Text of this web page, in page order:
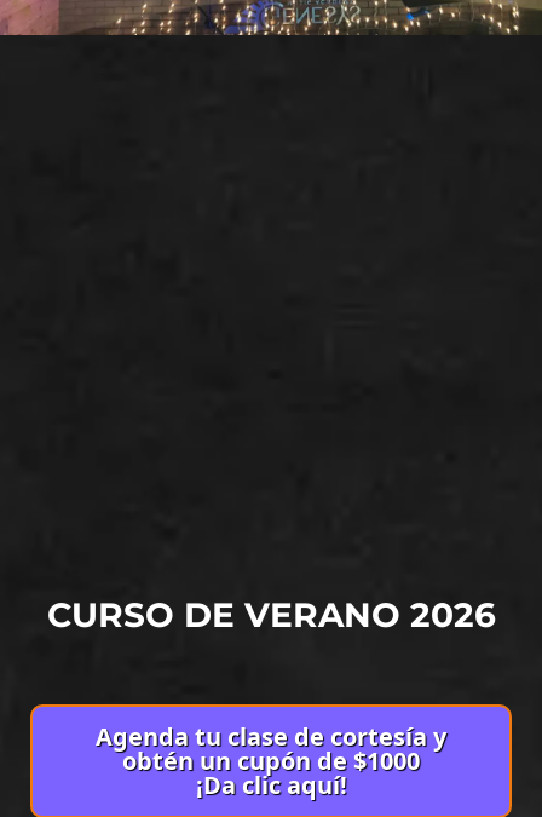
CURSO DE VERANO 2026
Agenda tu clase de cortesía y
obtén un cupón de $1000
¡Da clic aquí!